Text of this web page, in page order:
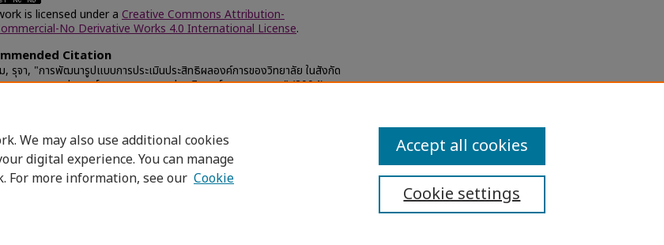
is licensed under a Creative Commons Attribution-
No Derivative Works 4.0 International License.
Citation
, รุจา, "การพัฒนารูปแบบการประเมินประสิทธิผลองค์การของวิทยาลัย ในสังกัด
งสาธารณสุข ประยุกต์ตามแนวทางการประเมินองค์การแบบสมดุล" (2004).
Accessibility Statement
We may also use additional cookies
digital experience. You can manage
For more information, see our Cookie
Cookie settings
Accept all cookies